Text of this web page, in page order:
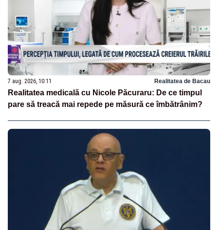
7 aug. 2026, 10:11 Realitatea de Bacau
Realitatea medicală cu Nicole Păcuraru: De ce timpul
pare să treacă mai repede pe măsură ce îmbătrânim?